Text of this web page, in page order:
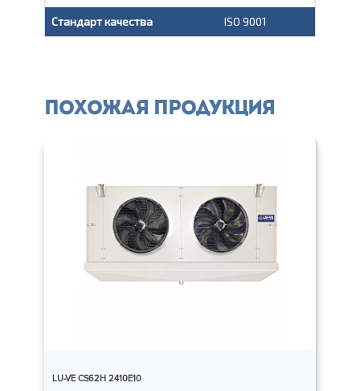
Стандарт качества ISO 9001
Похожая продукция
LU-VE CS62H 2410E10